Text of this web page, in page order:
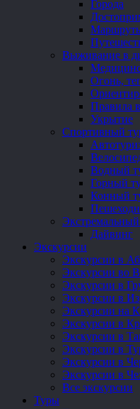
Города
Выживание в
Огонь,
Правила
Укрытие
Спортивный
Водный
Горный
Конный
Дайвинг
Экскурсии
Экскурсии в
Экскурсии во
Экскурсии в
Экскурсии в
Экскурсии на
Экскурсии в
Экскурсии в
Экскурсии в
Экскурсии в
Экскурсии в
Все экскурсии
Туры